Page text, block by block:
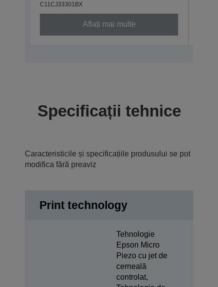
C11CJ33301BX
Aflați mai multe
Specificații tehnice
Caracteristicile și specificațiile produsului se pot
modifica fără preaviz
Print technology
Tehnologie
Epson Micro
Piezo cu jet de
cerneală
controlat,